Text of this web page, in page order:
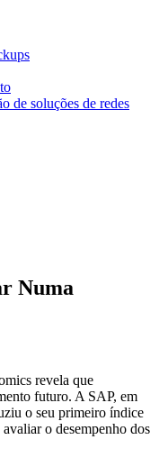
de soluções de redes
Numa
revela que
futuro. A SAP, em
o seu primeiro índice
o desempenho dos